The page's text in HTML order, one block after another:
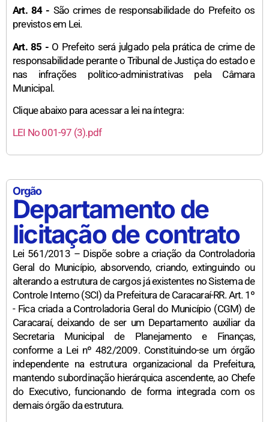
Art. 84 - São crimes de responsabilidade do Prefeito os
previstos em Lei.
Art. 85 -O Prefeito será julgado pela prática de crime de
responsabilidade perante o Tribunal de Justiça do estado e
nas infrações político-administrativas pela Câmara
Municipal.
Clique abaixo para acessar a lei na íntegra:
LEI No 001-97 (3).pdf
Orgão
Departamento de
licitação de contrato
Lei 561/2013 – Dispõe sobre a criação da Controladoria
Geral do Município, absorvendo, criando, extinguindo ou
alterando a estrutura de cargos já existentes no Sistema de
Controle Interno (SCI) da Prefeitura de Caracaraí-RR. Art. 1º
- Fica criada a Controladoria Geral do Município (CGM) de
Caracaraí, deixando de ser um Departamento auxiliar da
Secretaria Municipal de Planejamento e Finanças,
conforme a Lei nº 482/2009. Constituindo-se um órgão
independente na estrutura organizacional da Prefeitura,
mantendo subordinação hierárquica ascendente, ao Chefe
do Executivo, funcionando de forma integrada com os
demais órgão da estrutura.